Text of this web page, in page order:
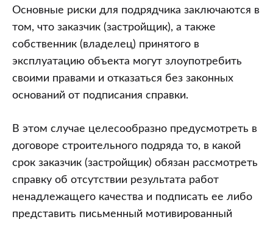
Основные риски для подрядчика заключаются в
том, что заказчик (застройщик), а также
собственник (владелец) принятого в
эксплуатацию объекта могут злоупотребить
своими правами и отказаться без законных
оснований от подписания справки.
В этом случае целесообразно предусмотреть в
договоре строительного подряда то, в какой
срок заказчик (застройщик) обязан рассмотреть
справку об отсутствии результата работ
ненадлежащего качества и подписать ее либо
представить письменный мотивированный